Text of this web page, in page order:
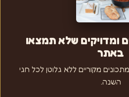
ומדויקים שלא תמצאו
באתר
"חג שמח לכולם" — 90 מתכונים מקוריים ללא גלוטן לכל חגי
השנה.